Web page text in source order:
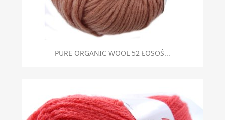
PURE ORGANIC WOOL 52 ŁOSOŚ...